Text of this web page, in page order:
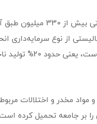
تریلیون( 000/19
مخدر و اختلالات
بر جامعه تحمیل کرده